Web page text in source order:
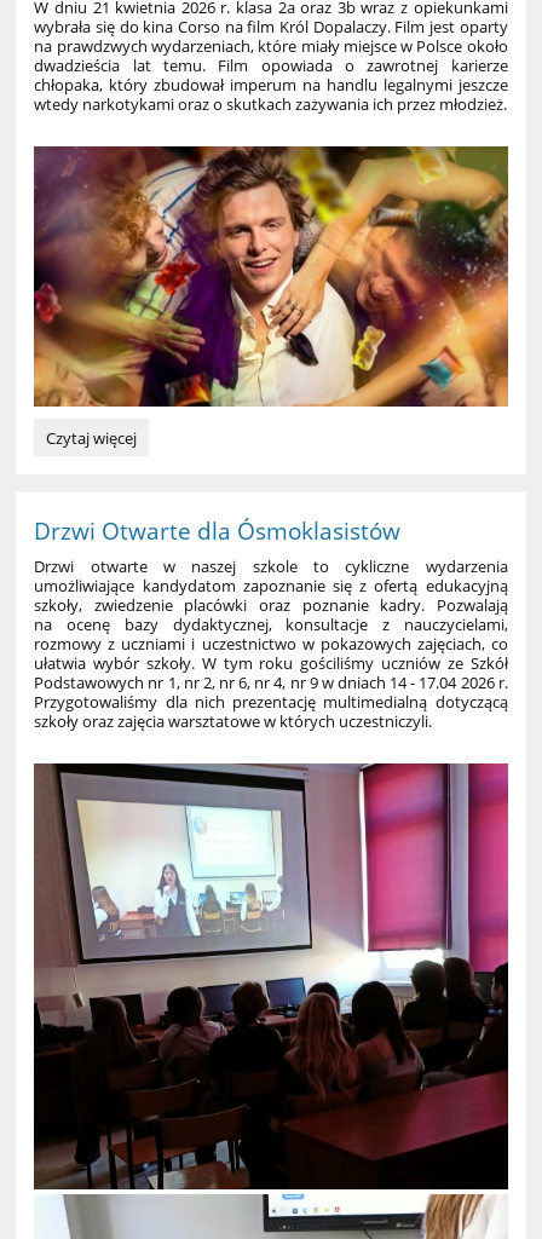
W dniu 21 kwietnia 2026 r. klasa 2a oraz 3b wraz z opiekunkami
wybrała się do kina Corso na film Król Dopalaczy. Film jest oparty
na prawdzwych wydarzeniach, które miały miejsce w Polsce około
dwadzieścia lat temu. Film opowiada o zawrotnej karierze
chłopaka, który zbudował imperum na handlu legalnymi jeszcze
wtedy narkotykami oraz o skutkach zażywania ich przez młodzież.
Wyjście
Czytaj więcej
Drzwi Otwarte dla Ósmoklasistów
Drzwi otwarte w naszej szkole to cykliczne wydarzenia
umożliwiające kandydatom zapoznanie się z ofertą edukacyjną
szkoły, zwiedzenie placówki oraz poznanie kadry. Pozwalają
na ocenę bazy dydaktycznej, konsultacje z nauczycielami,
rozmowy z uczniami i uczestnictwo w pokazowych zajęciach, co
ułatwia wybór szkoły. W tym roku gościliśmy uczniów ze Szkół
Podstawowych nr 1, nr 2, nr 6, nr 4, nr 9 w dniach 14 - 17.04 2026 r.
Przygotowaliśmy dla nich prezentację multimedialną dotyczącą
szkoły oraz zajęcia warsztatowe w których uczestniczyli.